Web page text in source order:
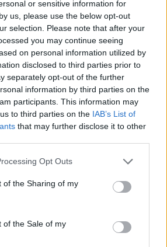
or sensitive information for
us, please use the below opt-out
selection. Please note that after your
you may continue seeing
on personal information utilized by
disclosed to third parties prior to
separately opt-out of the further
information by third parties on the
participants. This information may
to third parties on the IAB’s List of
that may further disclose it to other
app uses one or more Google
or usage behaviour. You may click to
to Google and its third-party tags to
specified purposes in below Google
Opt Outs
of the Sharing of my
of the Sale of my
Χούλιο Ιγκλέσιας: Το
μου είπε όταν ήρθε ήταν